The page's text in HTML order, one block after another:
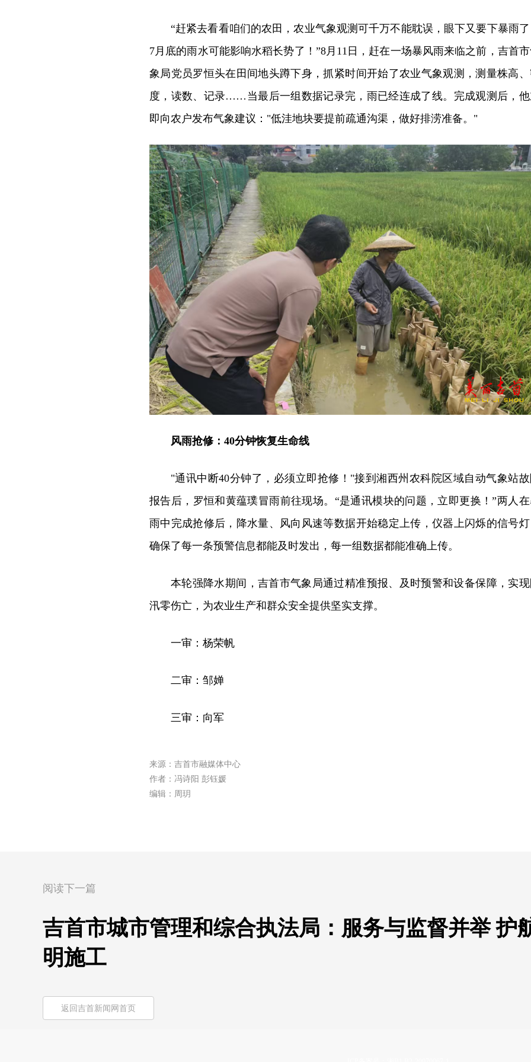
“赶紧去看看咱们的农田，农业气象观测可千万不能耽误，眼下又要下暴雨
7月底的雨水可能影响水稻长势了！”8月11日，赶在一场暴风雨来临之前，吉首
象局党员罗恒头在田间地头蹲下身，抓紧时间开始了农业气象观测，测量株高
度，读数、记录……当最后一组数据记录完，雨已经连成了线。完成观测后，
即向农户发布气象建议："低洼地块要提前疏通沟渠，做好排涝准备。"
风雨抢修：40分钟恢复生命线
"通讯中断40分钟了，必须立即抢修！"接到湘西州农科院区域自动气象站
报告后，罗恒和黄蕴璞冒雨前往现场。“是通讯模块的问题，立即更换！”两人
雨中完成抢修后，降水量、风向风速等数据开始稳定上传，仪器上闪烁的信号
确保了每一条预警信息都能及时发出，每一组数据都能准确上传。
本轮强降水期间，吉首市气象局通过精准预报、及时预警和设备保障，实
汛零伤亡，为农业生产和群众安全提供坚实支撑。
一审：杨荣帆
二审：邹婵
三审：向军
来源：吉首市融媒体中心
作者：冯诗阳 彭钰媛
编辑：周玥
阅读下一篇
吉首市城市管理和综合执法局：服务与监督并举 护
明施工
返回吉首新闻网首页